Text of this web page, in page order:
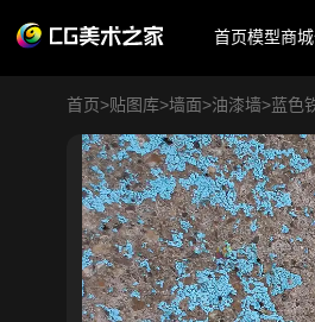
首页模型商城
首页>贴图库>墙面>油漆墙>蓝色